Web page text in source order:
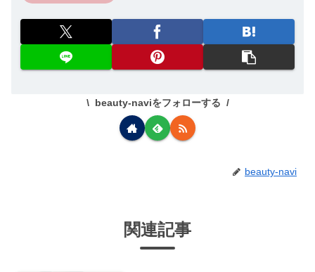
beauty-naviをフォローする
beauty-navi
関連記事